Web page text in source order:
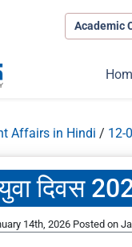
Academic
Affairs in Hindi / 12-
युवा दिवस
14th, 2026 Posted on